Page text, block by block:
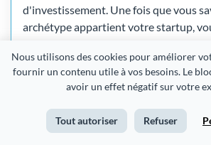
Nous utilisons des cookies pour améliorer
fournir un contenu utile à vos besoins. Le
avoir un effet négatif sur votre
Tout autoriser Refuser
d'investissement. Une fois que vous
archétype appartient votre startup,
exemple de pitch de présentation
pour inclure les diapositives et les
parfaites.